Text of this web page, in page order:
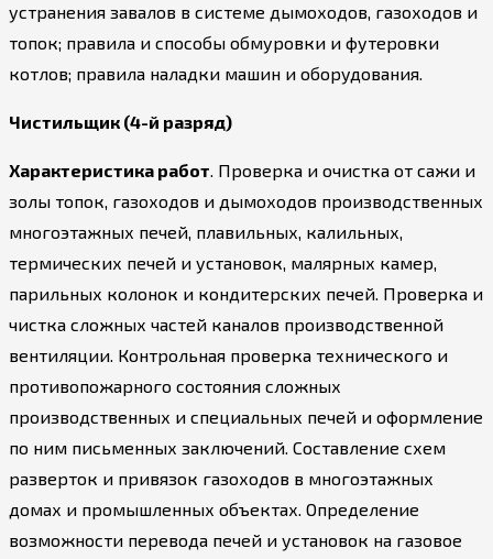
устранения завалов в системе дымоходов, газоходов и
топок; правила и способы обмуровки и футеровки
котлов; правила наладки машин и оборудования.
Чистильщик (4-й разряд)
Характеристика работ. Проверка и очистка от сажи и
золы топок, газоходов и дымоходов производственных
многоэтажных печей, плавильных, калильных,
термических печей и установок, малярных камер,
парильных колонок и кондитерских печей. Проверка и
чистка сложных частей каналов производственной
вентиляции. Контрольная проверка технического и
противопожарного состояния сложных
производственных и специальных печей и оформление
по ним письменных заключений. Составление схем
разверток и привязок газоходов в многоэтажных
домах и промышленных объектах. Определение
возможности перевода печей и установок на газовое